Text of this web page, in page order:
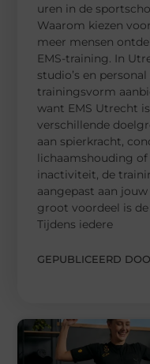
uren in de
Waarom kiezen
meer mensen
EMS-training. In
studio’s en
trainingsvorm
want EMS Utrecht
verschillende
aan spierkracht,
lichaamshouding of
inactiviteit, de
aangepast aan
groot voordeel is
Tijdens iedere
GEPUBLICEERD